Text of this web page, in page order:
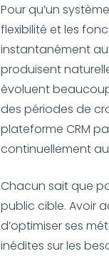
Pour qu’un
flexibilité et les
instantanément
produisent
évoluent
des périodes de
plateforme CRM
continuellement
Chacun sait que
public cible. Avoir
d’optimiser ses
inédites sur les